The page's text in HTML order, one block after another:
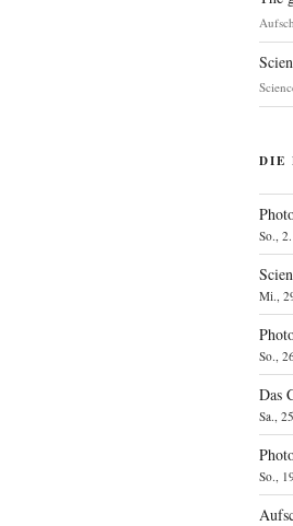
DIE
So.,
Mi.,
So.,
Das
Sa.,
So.,